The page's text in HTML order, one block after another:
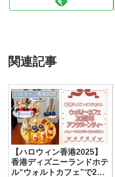
関連記事
ハロウィン香港2025
【ハロウィン香港2025】
香港ディズニーランドホテ
ル“ウォルトカフェ”で20